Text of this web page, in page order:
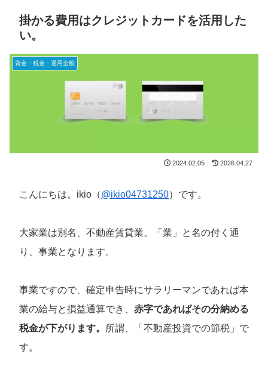
掛かる費用はクレジットカードを活用した
い。
資金・税金・運用全般
2024.02.05 2026.04.27
こんにちは。ikio（@ikio04731250）です。
大家業は別名、不動産賃貸業。「業」と名の付く通
り、事業となります。
事業ですので、確定申告時にサラリーマンであれば本
業の給与と損益通算でき、 赤字であればその分納める
税金が下がります。
所謂、「不動産投資での節税」で
す。